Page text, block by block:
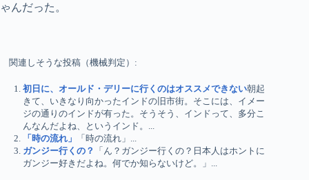
ゃんだった。
関連しそうな投稿（機械判定）:
初日に、オールド・デリーに行くのはオススメできない朝起
きて、いきなり向かったインドの旧市街。そこには、イメー
ジの通りのインドが有った。そうそう、インドって、多分こ
んなんだよね、というインド。...
「時の流れ」
「時の流れ」...
ガンジー行くの？
「ん？ガンジー行くの？日本人はホントに
ガンジー好きだよね。何でか知らないけど。」...